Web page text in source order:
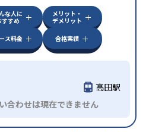
な人に
すすめ
メリット・
デメリット
ス料金 合格実績
高田駅
合わせは現在できません